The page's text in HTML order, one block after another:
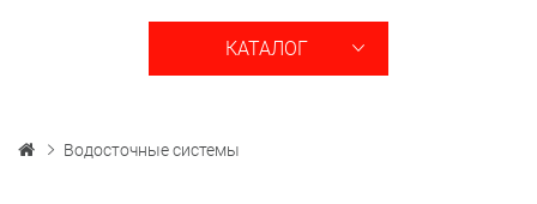
КАТАЛОГ
Водосточные системы